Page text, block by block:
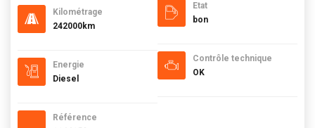
Kilométrage
242000km
Energie
Diesel
Référence
Etat
bon
Contrôle technique
OK